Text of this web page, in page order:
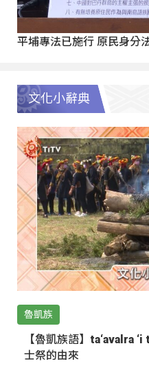
平埔專法已施行 原民身分
文化小辭典
魯凱族
【魯凱族語】ta‘avalra
士祭的由來